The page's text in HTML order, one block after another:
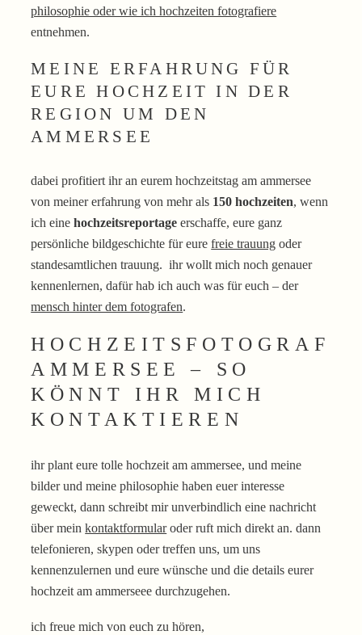
philosophie oder wie ich hochzeiten fotografiere
entnehmen.
MEINE ERFAHRUNG FÜR
EURE HOCHZEIT IN DER
REGION UM DEN
AMMERSEE
dabei profitiert ihr an eurem hochzeitstag am ammersee
von meiner erfahrung von mehr als 150 hochzeiten, wenn
ich einehochzeitsreportage erschaffe, eure ganz
persönliche bildgeschichte für eurefreie trauung oder
standesamtlichen trauung. ihr wollt mich noch genauer
kennenlernen, dafür hab ich auch was für euch – der
mensch hinter dem fotografen.
HOCHZEITSFOTOGRAF
AMMERSEE – SO
KÖNNT IHR MICH
KONTAKTIEREN
ihr plant eure tolle hochzeit am ammersee, und meine
bilder und meine philosophie haben euer interesse
geweckt, dann schreibt mir unverbindlich eine nachricht
über meinkontaktformularoder ruft mich direkt an. dann
telefonieren, skypen oder treffen uns, um uns
kennenzulernen und eure wünsche und die details eurer
hochzeit am ammerseee durchzugehen.
ich freue mich von euch zu hören,